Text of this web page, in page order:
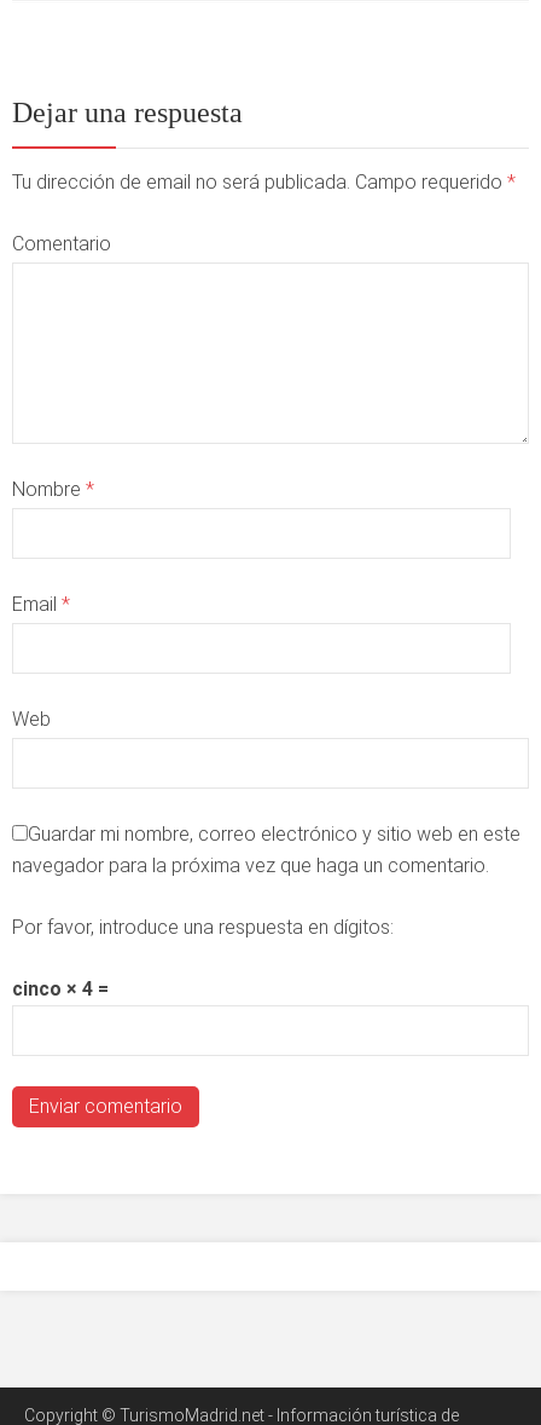
Dejar una respuesta
Tu dirección de email no será publicada. Campo requerido *
Comentario
Nombre *
Email *
Web
Guardar mi nombre, correo electrónico y sitio web en este
navegador para la próxima vez que haga un comentario.
Por favor, introduce una respuesta en dígitos:
cinco × 4 =
Copyright © TurismoMadrid.net - Información turística de